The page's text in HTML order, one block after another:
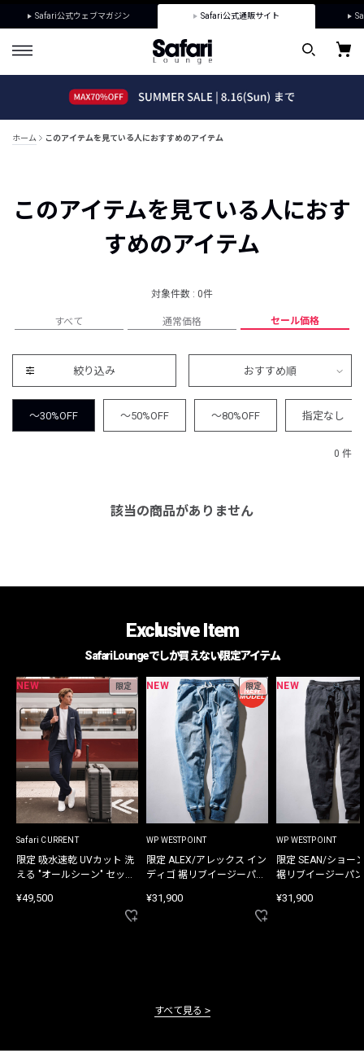
Safari公式ウェブマガジン Safari公式通販サイト
ホーム このアイテムを見ている人におすすめのアイテム
このアイテムを見ている人におす
すめのアイテム
対象件数 : 0件
すべて 通常価格 セール価格
絞り込み おすすめ順
～30%OFF ～50%OFF ～80%OFF 指定なし
0 件
該当の商品がありません
Exclusive Item
Safari Loungeでしか買えない限定アイテム
NEW 限定
Safari CURRENT
限定 吸水速乾 UVカット 洗
える "オールシーン" セット
¥49,500
NEW 限定
WP WESTPOINT
限定 ALEX/アレックス イン
ディゴ 裾リブイージーパン
¥31,900
NEW
WP WESTPOINT
限定 SEAN/ショー
裾リブイージーパ
¥31,900
すべて見る